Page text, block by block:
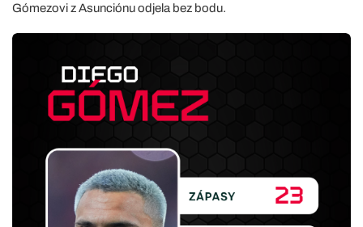
Gómezovi z Asunciónu odjela bez bodu.